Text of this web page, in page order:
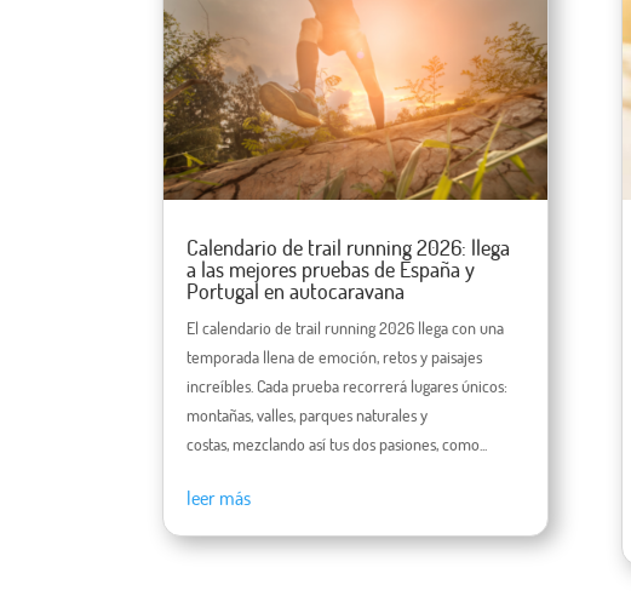
Calendario de trail running 2026: llega
a las mejores pruebas de España y
Portugal en autocaravana
El calendario de trail running 2026 llega con una
temporada llena de emoción, retos y paisajes
increíbles. Cada prueba recorrerá lugares únicos:
montañas, valles, parques naturales y
costas, mezclando así tus dos pasiones, como...
leer más